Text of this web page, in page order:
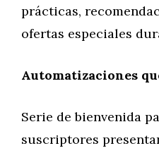
prácticas,
ofertas especiales
Automatizaciones
Serie de bienvenida
suscriptores